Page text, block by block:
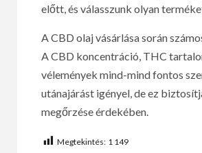
előtt, és válasszunk olyan
A CBD olaj vásárlása során
A CBD koncentráció, THC
vélemények mind-mind fontos
utánajárást igényel, de ez
megőrzése érdekében.
Megtekintés: 1 149